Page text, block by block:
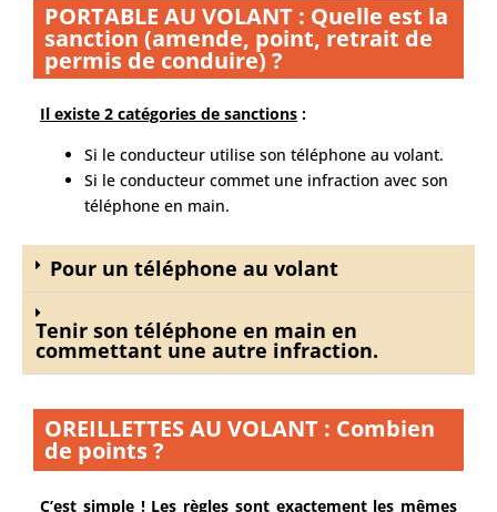
PORTABLE AU VOLANT : Quelle est la
sanction (amende, point, retrait de
permis de conduire) ?
Il existe 2 catégories de sanctions :
Si le conducteur utilise son téléphone au volant.
Si le conducteur commet une infraction avec son
téléphone en main.
Pour un téléphone au volant
Tenir son téléphone en main en
commettant une autre infraction. ​
OREILLETTES AU VOLANT : Combien
de points ?
C’est simple ! Les règles sont exactement les mêmes